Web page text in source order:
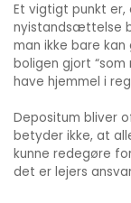
Et vigtigt punkt
nyistandsættelse
man ikke bare
boligen gjort
have hjemmel i
Depositum bliver
betyder ikke, at
kunne redegøre
det er lejers